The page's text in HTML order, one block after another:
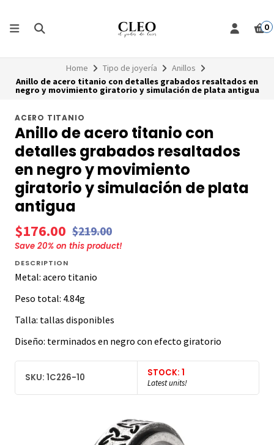
0
Home Tipo de joyería
Anillos
Anillo de acero titanio con detalles grabados resaltados en
negro y movimiento giratorio y simulación de plata antigua
ACERO TITANIO
Anillo de acero titanio con
detalles grabados resaltados
en negro y movimiento
giratorio y simulación de plata
antigua
$176.00 $219.00
Save 20% on this product!
DESCRIPTION
Metal: acero titanio
Peso total: 4.84g
Talla: tallas disponibles
Diseño: terminados en negro con efecto giratorio
SKU: 1C226-10 STOCK: 1
Latest units!